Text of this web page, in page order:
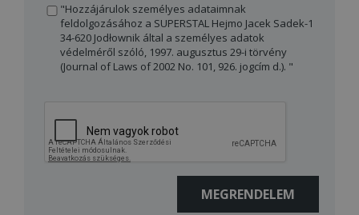
"Hozzájárulok személyes adataimnak
feldolgozásához a SUPERSTAL Hejmo Jacek Sadek-1
34-620 Jodłownik által a személyes adatok
védelméről szóló, 1997. augusztus 29-i törvény
(Journal of Laws of 2002 No. 101, 926. jogcím d.). "